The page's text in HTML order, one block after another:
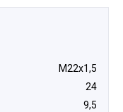
М22х1,5
24
9,5